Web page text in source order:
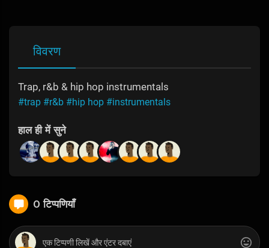
विवरण
Trap, r&b & hip hop instrumentals
#trap #r&b #hip hop #instrumentals
हाल ही में सुने
0 टिप्पणियाँ